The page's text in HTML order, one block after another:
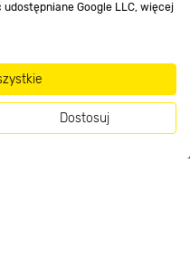
Google LLC, więcej
Dostosuj